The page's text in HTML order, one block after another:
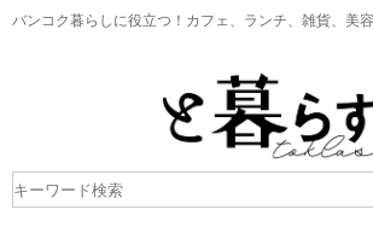
バンコク暮らしに役立つ！ カフェ、ランチ、雑貨、美